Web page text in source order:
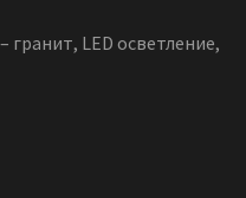
LED осветление,